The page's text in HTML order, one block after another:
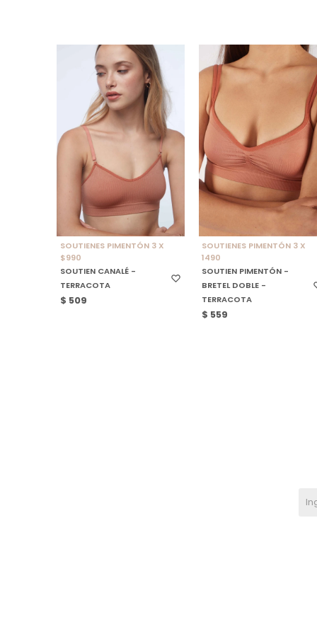
SELECCIONAR TALLE
SOUTIENES PIMENTÓN 3 X
$990
SOUTIEN CANALÉ -
TERRACOTA
$ 509
SELECCIONAR TALLE
SOUTIENES PIMENTÓN 3 X
1490
SOUTIEN PIMENTÓN -
BRETEL DOBLE -
TERRACOTA
$ 559